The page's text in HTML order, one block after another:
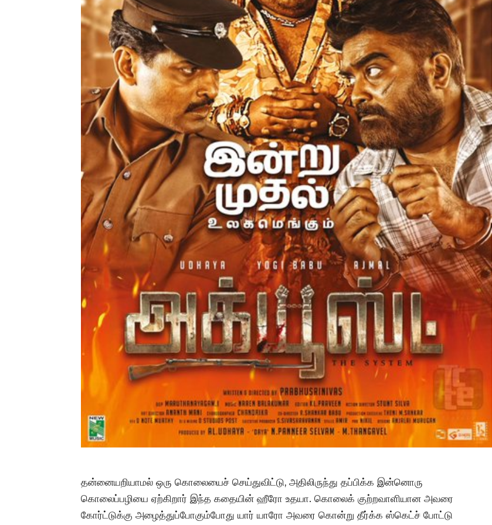
தன்னையறியாமல் ஒரு கொலையைச் செய்துவிட்டு, அதிலிருந்து தப்பிக்க இன்னொரு
கொலைப்பழியை ஏற்கிறார் இந்த கதையின் ஹீரோ உதயா. கொலைக் குற்றவாளியான அவரை
கோர்ட்டுக்கு அழைத்துப்போகும்போது யார் யாரோ அவரை கொன்று தீர்க்க ஸ்கெட்ச் போட்டு